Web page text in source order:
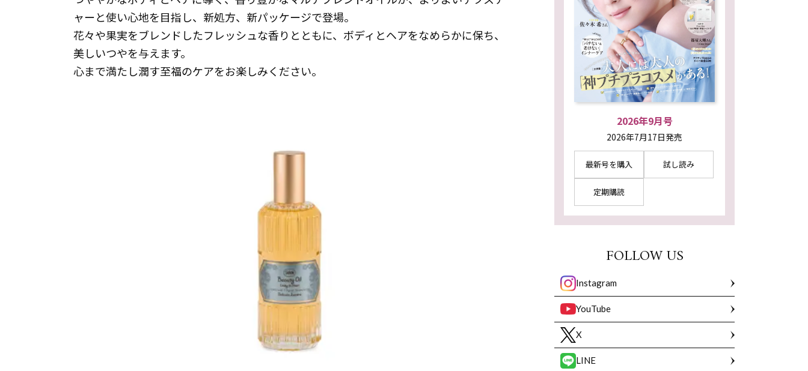
ャーと使い心地を目指し、新処方、新パッケージで登場。
花々や果実をブレンドしたフレッシュな香りとともに、ボディとヘアをなめらかに保ち、
美しいつやを与えます。
心まで満たし潤す至福のケアをお楽しみください。
2026年9月号
2026年7月17日発売
最新号を購入 試し読み
定期購読
FOLLOW US
Instagram
YouTube
X
LINE